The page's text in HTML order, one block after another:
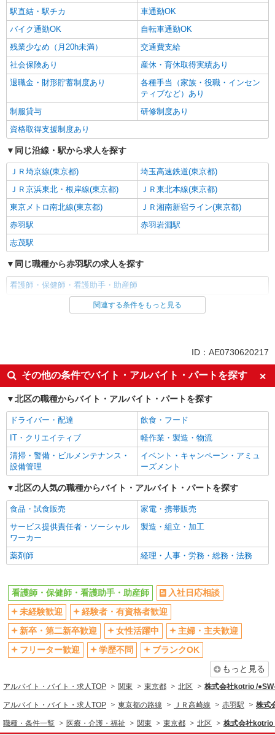
駅直結・駅チカ
車通勤OK
バイク通勤OK
自転車通勤OK
残業少なめ（月20h未満）
交通費支給
社会保険あり
産休・育休取得実績あり
退職金・財形貯蓄制度あり
各種手当（家族・役職・インセン
ティブなど）あり
制服貸与
研修制度あり
資格取得支援制度あり
同じ沿線・駅から求人を探す
ＪＲ埼京線(東京都)
埼玉高速鉄道(東京都)
ＪＲ京浜東北・根岸線(東京都)
ＪＲ東北本線(東京都)
東京メトロ南北線(東京都)
ＪＲ湘南新宿ライン(東京都)
赤羽駅
赤羽岩淵駅
志茂駅
同じ職種から赤羽駅の求人を探す
看護師・保健師・看護助手・助産師
同じ雇用形態から赤羽駅の求人を探す
入社日応相談
未経験歓迎
経験者・有資格者歓迎
新卒・第二新卒歓迎
女性活躍中
主婦・主夫歓迎
フリーター歓迎
学歴不問
ブランクOK
ミドル（40代～）活躍中
エルダー（50代～）活躍中
シニア（60代～）活躍中
高収入・高額
ボーナス・賞与あり
昇給あり
完全週休2日制
フルタイム歓迎
禁煙・分煙
駅直結・駅チカ
車通勤OK
バイク通勤OK
自転車通勤OK
残業少なめ（月20h未満）
交通費支給
社会保険あり
産休・育休取得実績あり
退職金・財形貯蓄制度あり
各種手当（家族・役職・インセン
ティブなど）あり
制服貸与
研修制度あり
資格取得支援制度あり
医療・介護・福祉
看護師・保健師・看護助手・助産師
同じ特徴から求人を探す
関連する条件をもっと見る
ID：AE0730620217
その他の条件でバイト・アルバイト・パートを探す
北区の職種からバイト・アルバイト・パートを探す
ドライバー・配達
飲食・フード
IT・クリエイティブ
軽作業・製造・物流
清掃・警備・ビルメンテナンス・
設備管理
イベント・キャンペーン・アミュ
ーズメント
北区の人気の職種からバイト・アルバイト・パートを探す
食品・試食販売
家電・携帯販売
サービス提供責任者・ソーシャル
ワーカー
製造・組立・加工
薬剤師 経理・人事・労務・総務・法務
看護師・保健師・看護助手・助産師
入社日応相談
未経験歓迎
経験者・有資格者歓迎
新卒・第二新卒歓迎
女性活躍中
主婦・主夫歓迎
フリーター歓迎
学歴不問
ブランクOK
もっと見る
アルバイト・バイト・求人TOP 関東 東京都 北区 株式会社kotrio /
アルバイト・バイト・求人TOP 東京都の路線 ＪＲ高崎線 赤羽駅 株式
職種・条件一覧 医療・介護・福祉 関東 東京都 北区 株式会社kotrio